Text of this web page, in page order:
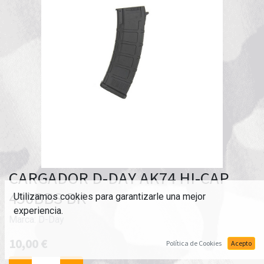
CARGADOR D-DAY AK74 HI-CAP
450BBS BK
Marca:
10,00€
Utilizamos cookies para garantizarle una mejor
experiencia.
Política de Cookies Acepto